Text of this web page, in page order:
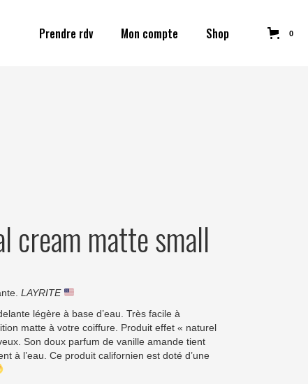
Prendre rdv Mon compte Shop 0
cream matte small
LAYRITE
légère à base d’eau. Très facile à
matte à votre coiffure. Produit effet « naturel
Son doux parfum de vanille amande tient
à l’eau. Ce produit californien est doté d’une